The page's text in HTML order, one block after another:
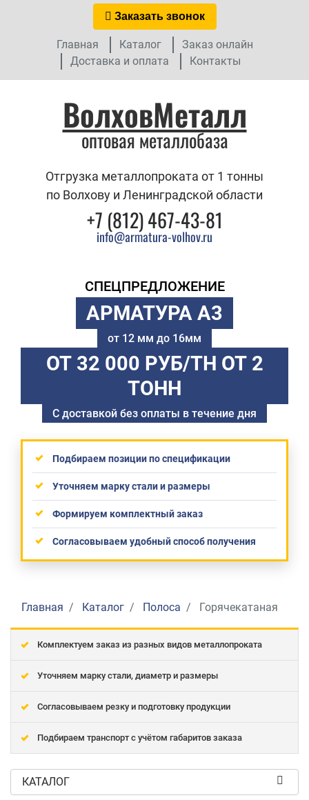
Заказать звонок
Главная Каталог
Заказ онлайн
Доставка и оплата
Контакты
ВолховМеталл
оптовая металлобаза
Отгрузка металлопроката от 1 тонны
по Волхову и Ленинградской области
+7 (812) 467-43-81
info@armatura-volhov.ru
СПЕЦПРЕДЛОЖЕНИЕ
АРМАТУРА А3
от 12 мм до 16мм
ОТ 32 000 РУБ/ТН ОТ 2
ТОНН
С доставкой без оплаты в течение дня
Подбираем позиции по спецификации
Уточняем марку стали и размеры
Формируем комплектный заказ
Согласовываем удобный способ получения
Главная Каталог Полоса Горячекатаная
Комплектуем заказ из разных видов металлопроката
Уточняем марку стали, диаметр и размеры
Согласовываем резку и подготовку продукции
Подбираем транспорт с учётом габаритов заказа
КАТАЛОГ